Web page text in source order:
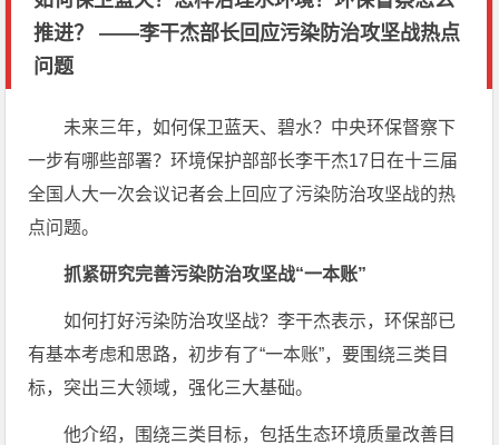
推进？ ——李干杰部长回应污染防治攻坚战热点
问题
未来三年，如何保卫蓝天、碧水？中央环保督察下
一步有哪些部署？环境保护部部长李干杰17日在十三届
全国人大一次会议记者会上回应了污染防治攻坚战的热
点问题。
抓紧研究完善污染防治攻坚战“一本账”
如何打好污染防治攻坚战？李干杰表示，环保部已
有基本考虑和思路，初步有了“一本账”，要围绕三类目
标，突出三大领域，强化三大基础。
他介绍，围绕三类目标，包括生态环境质量改善目